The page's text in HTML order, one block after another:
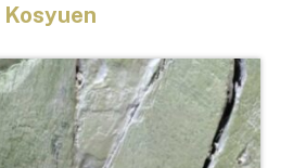
Kosyuen